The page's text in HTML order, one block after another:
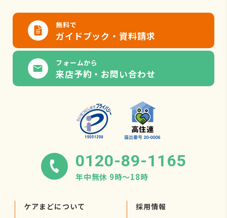
無料で
ガイドブック・資料請求
フォームから
来店予約・お問い合わせ
0120-89-1165
年中無休 9時〜18時
ケアまどについて
採用情報